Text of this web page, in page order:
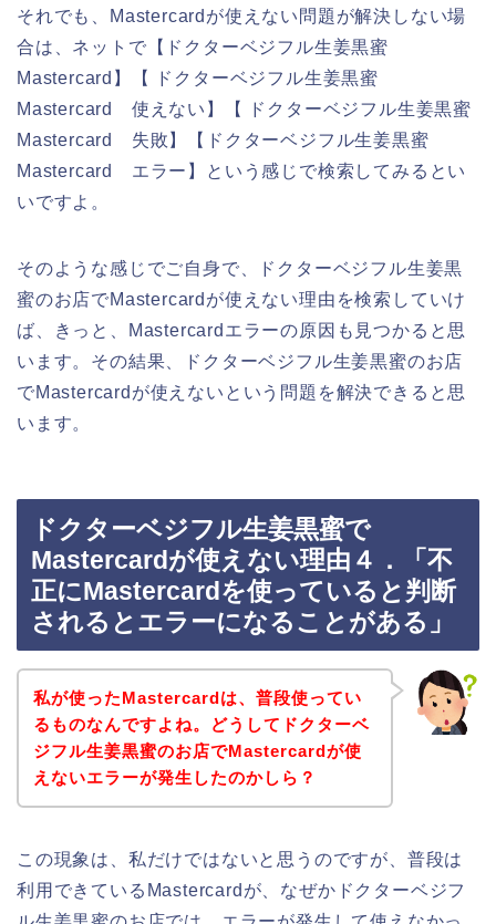
それでも、Mastercardが使えない問題が解決しない場
合は、ネットで【ドクターベジフル生姜黒蜜
Mastercard】【 ドクターベジフル生姜黒蜜
Mastercard 使えない】【 ドクターベジフル生姜黒蜜
Mastercard 失敗】【ドクターベジフル生姜黒蜜
Mastercard エラー】という感じで検索してみるとい
いですよ。
そのような感じでご自身で、ドクターベジフル生姜黒
蜜のお店でMastercardが使えない理由を検索していけ
ば、きっと、Mastercardエラーの原因も見つかると思
います。その結果、ドクターベジフル生姜黒蜜のお店
でMastercardが使えないという問題を解決できると思
います。
ドクターベジフル生姜黒蜜で
Mastercardが使えない理由４．「不
正にMastercardを使っていると判断
されるとエラーになることがある」
私が使ったMastercardは、普段使ってい
るものなんですよね。どうしてドクターベ
ジフル生姜黒蜜のお店でMastercardが使
えないエラーが発生したのかしら？
この現象は、私だけではないと思うのですが、普段は
利用できているMastercardが、なぜかドクターベジフ